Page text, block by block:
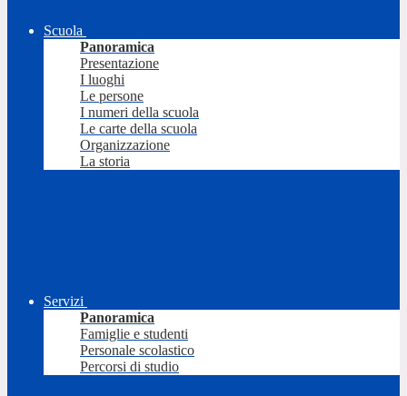
Scuola
Panoramica
Presentazione
I luoghi
Le persone
I numeri della scuola
Le carte della scuola
Organizzazione
La storia
Servizi
Panoramica
Famiglie e studenti
Personale scolastico
Percorsi di studio